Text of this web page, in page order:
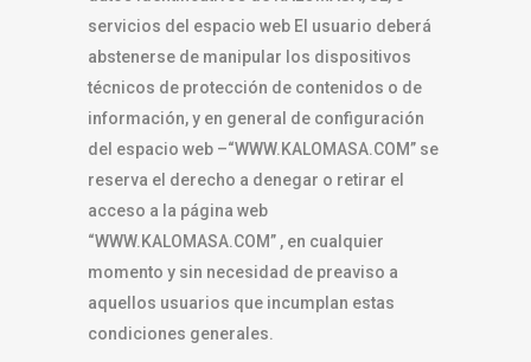
servicios del espacio web El usuario deberá
abstenerse de manipular los dispositivos
técnicos de protección de contenidos o de
información, y en general de configuración
del espacio web –“WWW.KALOMASA.COM” se
reserva el derecho a denegar o retirar el
acceso a la página web
“WWW.KALOMASA.COM” , en cualquier
momento y sin necesidad de preaviso a
aquellos usuarios que incumplan estas
condiciones generales.